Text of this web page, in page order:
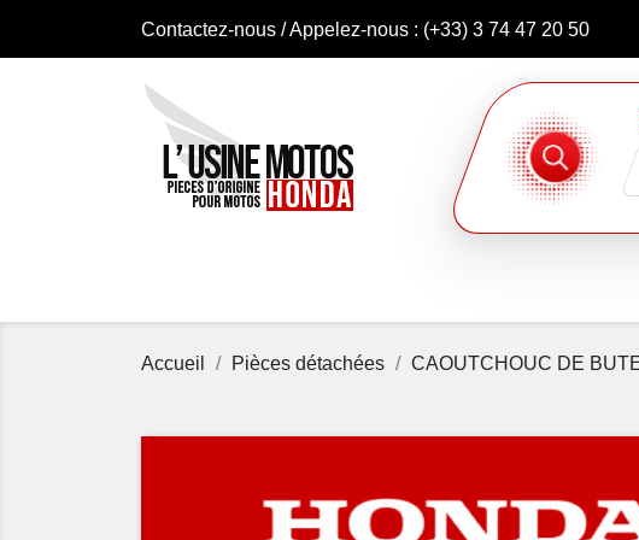
Contactez-nous / Appelez-nous : (+33) 3 74 47 20 50
Accueil Pièces détachées CAOUTCHOUC DE